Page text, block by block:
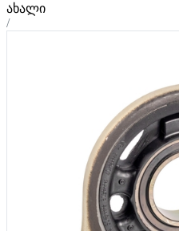
ახალი
/